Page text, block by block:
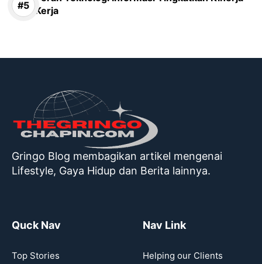
Kerja
Gringo Blog membagikan artikel mengenai
Lifestyle, Gaya Hidup dan Berita lainnya.
Quck Nav
Top Stories
Nav Link
Helping our Clients